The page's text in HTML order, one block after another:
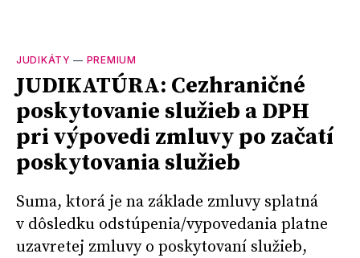
JUDIKÁTY — PREMIUM
JUDIKATÚRA: Cezhraničné
poskytovanie služieb a DPH
pri výpovedi zmluvy po začatí
poskytovania služieb
Suma, ktorá je na základe zmluvy splatná
v dôsledku odstúpenia/vypovedania platne
uzavretej zmluvy o poskytovaní služieb,